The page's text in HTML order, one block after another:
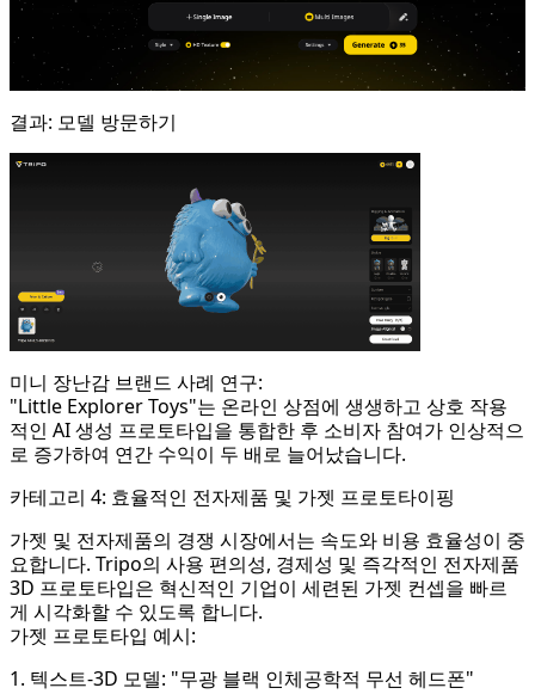
결과: 모델 방문하기
미니 장난감 브랜드 사례 연구:
"Little Explorer Toys"는 온라인 상점에 생생하고 상호 작용
적인 AI 생성 프로토타입을 통합한 후 소비자 참여가 인상적으
로 증가하여 연간 수익이 두 배로 늘어났습니다.
카테고리 4: 효율적인 전자제품 및 가젯 프로토타이핑
가젯 및 전자제품의 경쟁 시장에서는 속도와 비용 효율성이 중
요합니다. Tripo의 사용 편의성, 경제성 및 즉각적인 전자제품
3D 프로토타입은 혁신적인 기업이 세련된 가젯 컨셉을 빠르
게 시각화할 수 있도록 합니다.
가젯 프로토타입 예시:
1. 텍스트-3D 모델: "무광 블랙 인체공학적 무선 헤드폰"